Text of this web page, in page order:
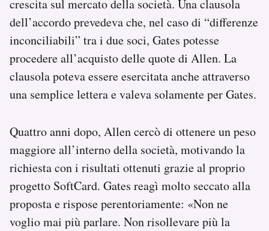
crescita sul mercato della società. Una clausola
dell’accordo prevedeva che, nel caso di “differenze
inconciliabili” tra i due soci, Gates potesse
procedere all’acquisto delle quote di Allen. La
clausola poteva essere esercitata anche attraverso
una semplice lettera e valeva solamente per Gates.
Quattro anni dopo, Allen cercò di ottenere un peso
maggiore all’interno della società, motivando la
richiesta con i risultati ottenuti grazie al proprio
progetto SoftCard. Gates reagì molto seccato alla
proposta e rispose perentoriamente: «Non ne
voglio mai più parlare. Non risollevare più la